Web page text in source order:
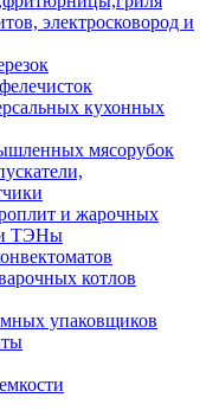
электросковород и
кухонных
мясорубок
и жарочных
ТЭНы
котлов
упаковщиков